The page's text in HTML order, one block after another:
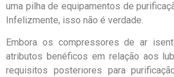
uma pilha de equipamentos de
Infelizmente, isso não é verdade.
Embora os compressores de ar
atributos benéficos em relação aos
requisitos posteriores para